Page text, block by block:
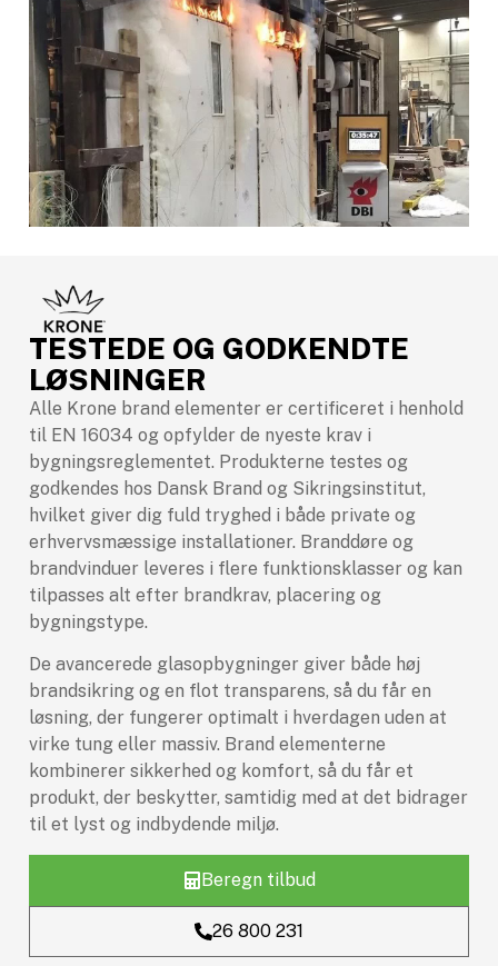
TESTEDE OG GODKENDTE
LØSNINGER
Alle Krone brand elementer er certificeret i henhold
til EN 16034 og opfylder de nyeste krav i
bygningsreglementet. Produkterne testes og
godkendes hos Dansk Brand og Sikringsinstitut,
hvilket giver dig fuld tryghed i både private og
erhvervsmæssige installationer. Branddøre og
brandvinduer leveres i flere funktionsklasser og kan
tilpasses alt efter brandkrav, placering og
bygningstype.
De avancerede glasopbygninger giver både høj
brandsikring og en flot transparens, så du får en
løsning, der fungerer optimalt i hverdagen uden at
virke tung eller massiv. Brand elementerne
kombinerer sikkerhed og komfort, så du får et
produkt, der beskytter, samtidig med at det bidrager
til et lyst og indbydende miljø.
Beregn tilbud
26 800 231